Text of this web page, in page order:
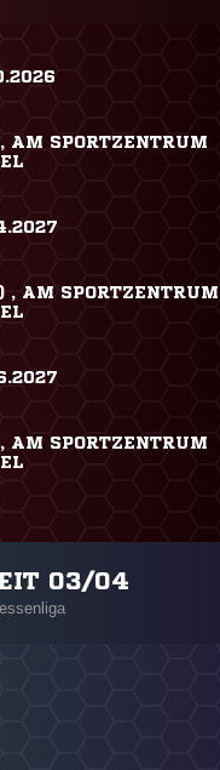
AM SPORTZENTRUM
, AM SPORTZENTRUM
AM SPORTZENTRUM
03/04